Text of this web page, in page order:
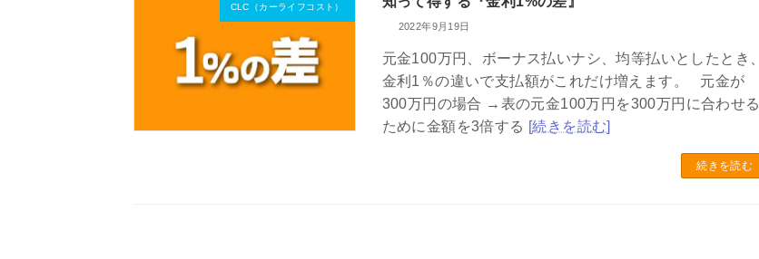
CLC（カーライフコスト）
2022年9月19日
元金100万円、ボーナス払いナシ、均等払いとしたとき、
金利1％の違いで支払額がこれだけ増えます。 元金が
300万円の場合 →表の元金100万円を300万円に合わせる
ために金額を3倍する [続きを読む]
続きを読む